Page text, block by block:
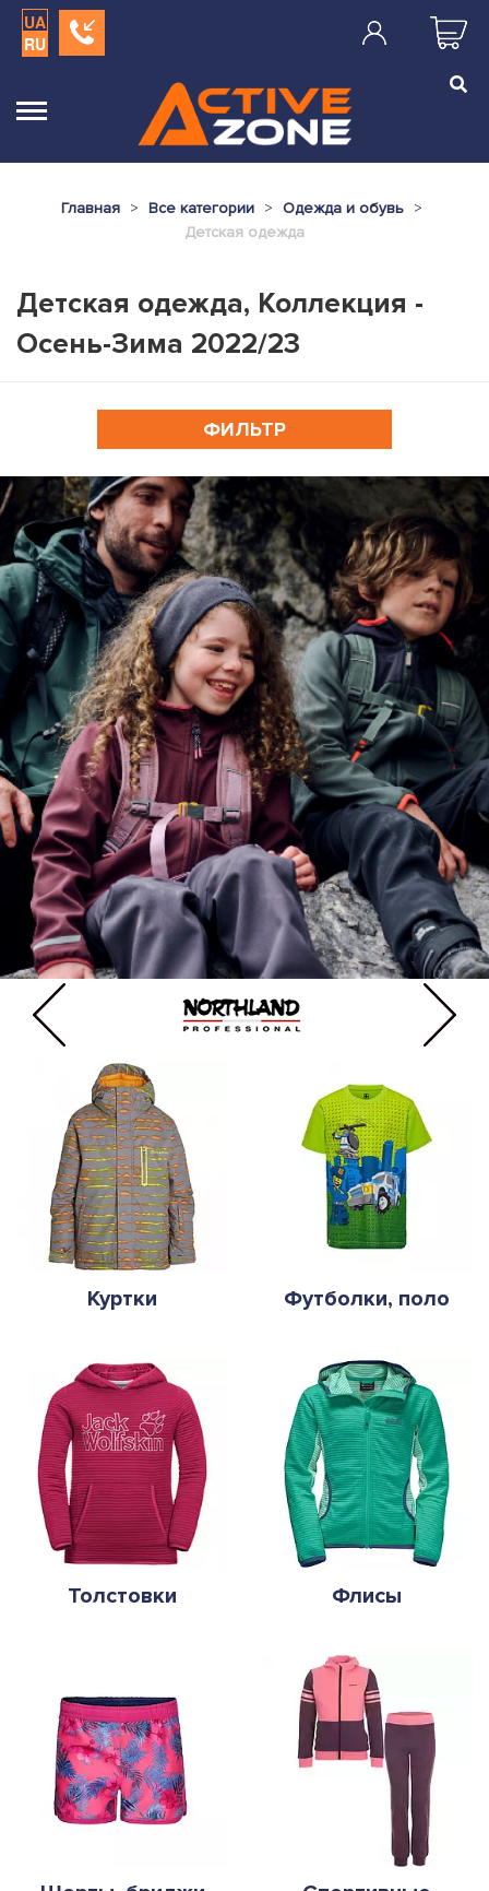
UA
RU
Главная Все категории
Одежда и обувь
Детская одежда
Детская одежда, Коллекция -
Осень-Зима 2022/23
ФИЛЬТР
Куртки Футболки, поло
Толстовки Флисы